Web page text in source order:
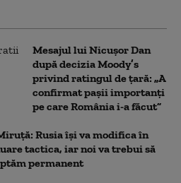
Mesajul lui Nicușor Dan
după decizia Moody’s
privind ratingul de țară: „A
confirmat pașii importanți
pe care România i-a făcut”
Rusia își va modifica în
tactica, iar noi va trebui să
permanent